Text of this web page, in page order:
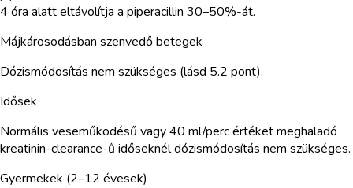
4 óra alatt eltávolítja a piperacillin 30–50%-át.
Májkárosodásban szenvedő betegek
Dózismódosítás nem szükséges (lásd 5.2 pont).
Idősek
Normális veseműködésű vagy 40 ml/perc értéket meghaladó
kreatinin-clearance-ű időseknél dózismódosítás nem szükséges.
Gyermekek (2–12 évesek)